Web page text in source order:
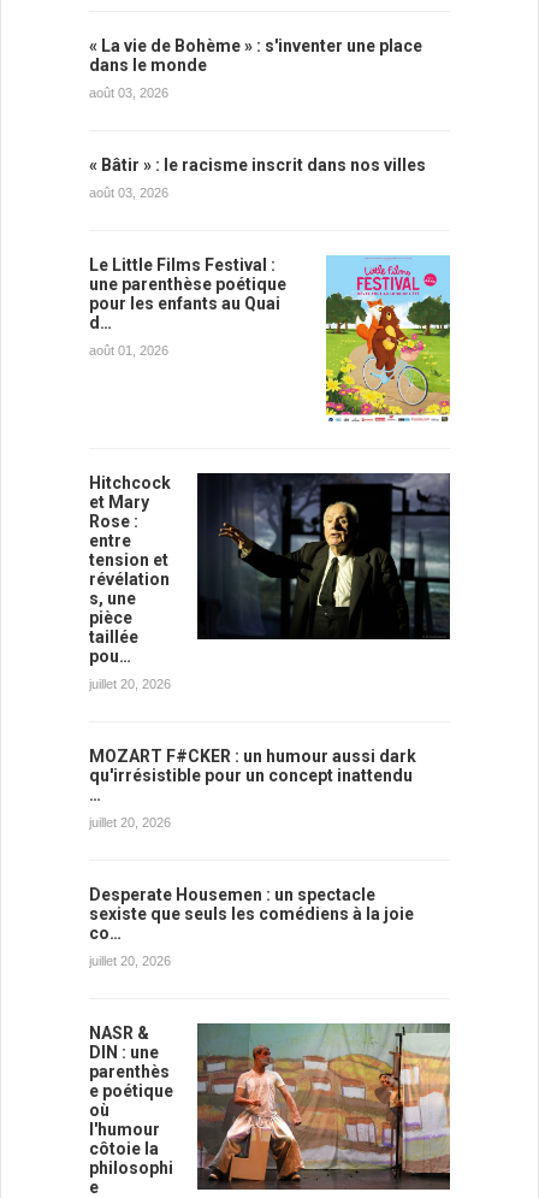
« La vie de Bohème » : s'inventer une place
dans le monde
août 03, 2026
« Bâtir » : le racisme inscrit dans nos villes
août 03, 2026
Le Little Films Festival :
une parenthèse poétique
pour les enfants au Quai
d…
août 01, 2026
Hitchcock
et Mary
Rose :
entre
tension et
révélation
s, une
pièce
taillée
pou…
juillet 20, 2026
MOZART F#CKER : un humour aussi dark
qu'irrésistible pour un concept inattendu
…
juillet 20, 2026
Desperate Housemen : un spectacle
sexiste que seuls les comédiens à la joie
co…
juillet 20, 2026
NASR &
DIN : une
parenthès
e poétique
où
l'humour
côtoie la
philosophi
e